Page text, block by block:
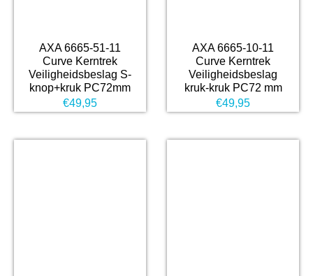
AXA 6665-51-11
Curve Kerntrek
Veiligheidsbeslag S-
knop+kruk PC72mm
€49,95
AXA 6665-10-11
Curve Kerntrek
Veiligheidsbeslag
kruk-kruk PC72 mm
€49,95